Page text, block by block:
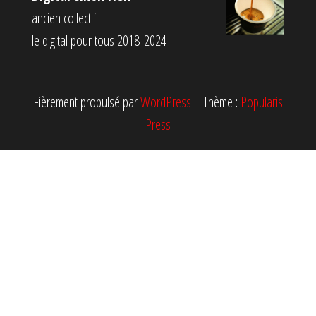
ancien collectif
le digital pour tous 2018-2024
Fièrement propulsé parWordPress | Thème : Popularis
Press